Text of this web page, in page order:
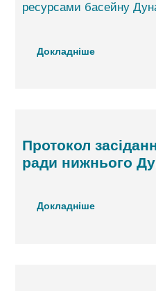
ресурсами басейну
Докладніше
Протокол
ради нижнього
Докладніше